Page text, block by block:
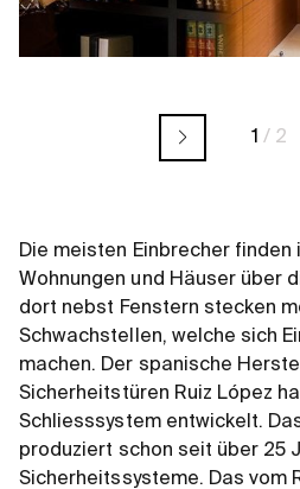
1 / 2
Die meisten Einbrecher finden
Wohnungen und Häuser über
dort nebst Fenstern stecken
Schwachstellen, welche sich
machen. Der spanische
Sicherheitstüren Ruiz López
Schliesssystem entwickelt.
produziert schon seit über 25
Sicherheitssysteme. Das vom